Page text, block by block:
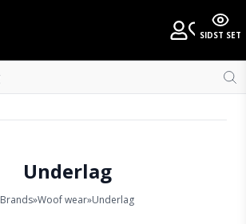
Underlag
Brands»Woof wear»Underlag
SIDST SET